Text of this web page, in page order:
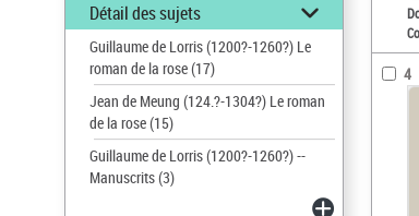
Détail des sujets
Guillaume de Lorris (1200?-1260?) Le
roman de la rose(17)
Jean de Meung (124.?-1304?) Le roman
de la rose(15)
Guillaume de Lorris (1200?-1260?) --
Manuscrits(3)
4